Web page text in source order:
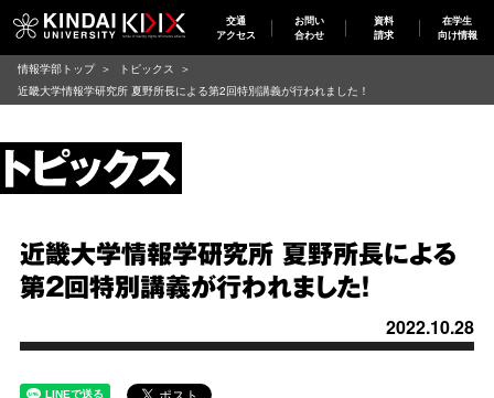
交通
アクセス
お問い
合わせ
資料
請求
在学生
向け情報
近畿大学情報学研究所 夏野所長による
第2回特別講義が行われました！
2022.10.28
情報学部トップ
トピックス
近畿大学情報学研究所 夏野所長による第2回特別講義が行われました！